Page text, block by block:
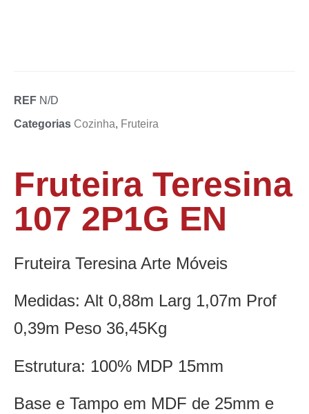
Fruteira Teresina
107 2P1G EN
Fruteira Teresina Arte Móveis
Medidas: Alt 0,88m Larg 1,07m Prof
0,39m Peso 36,45Kg
Estrutura: 100% MDP 15mm
Base e Tampo em MDF de 25mm e
REF N/D
Categorias Cozinha, Fruteira